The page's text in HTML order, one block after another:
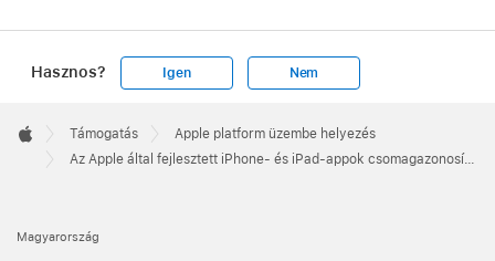
Hasznos? Igen Nem
Footer

Apple
Támogatás
Apple platform üzembe helyezés
Az Apple által fejlesztett iPhone- és iPad-appok csomagazonosítói
Magyarország